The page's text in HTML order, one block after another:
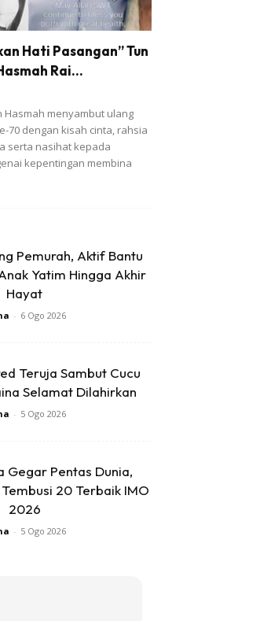
Hati Pasangan” Tun
Rai...
Hasmah menyambut ulang
70 dengan kisah cinta, rahsia
serta nasihat kepada
kepentingan membina
Pemurah, Aktif Bantu
Yatim Hingga Akhir
Hayat
- 6 Ogo 2026
Teruja Sambut Cucu
Selamat Dilahirkan
- 5 Ogo 2026
Gegar Pentas Dunia,
20 Terbaik IMO
2026
- 5 Ogo 2026